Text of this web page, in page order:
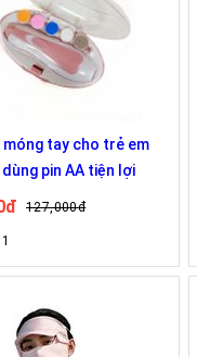
móng tay cho trẻ em
pin AA tiện lợi
127,000đ